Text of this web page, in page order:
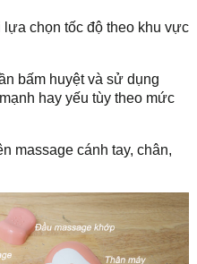
lựa chọn tốc độ theo khu vực
bấm huyệt và sử dụng
hay yếu tùy theo mức
massage cánh tay, chân,